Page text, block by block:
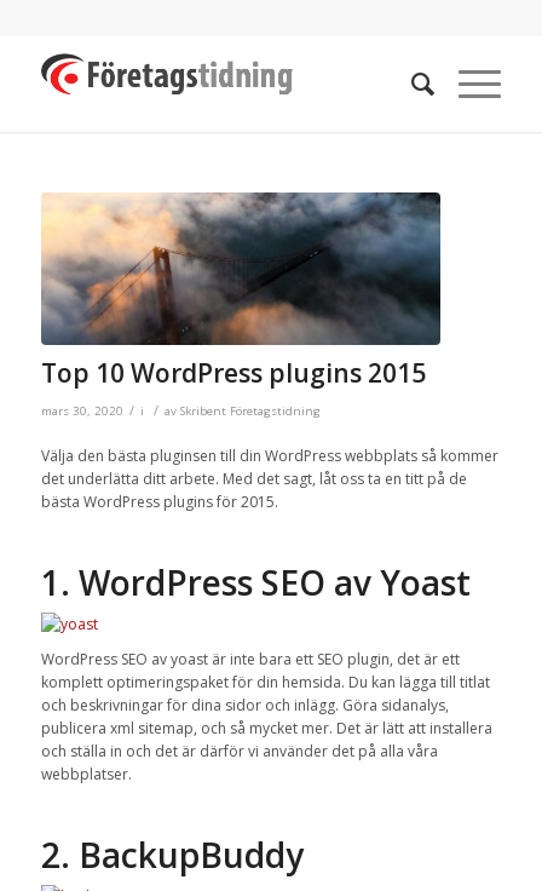
Top 10 WordPress plugins 2015
mars 30, 2020 / i / av Skribent Företagstidning
Välja den bästa pluginsen till din WordPress webbplats så kommer
det underlätta ditt arbete. Med det sagt, låt oss ta en titt på de
bästa WordPress plugins för 2015.
1. WordPress SEO av Yoast
WordPress SEO av yoast är inte bara ett SEO plugin, det är ett
komplett optimeringspaket för din hemsida. Du kan lägga till titlat
och beskrivningar för dina sidor och inlägg. Göra sidanalys,
publicera xml sitemap, och så mycket mer. Det är lätt att installera
och ställa in och det är därför vi använder det på alla våra
webbplatser.
2. BackupBuddy